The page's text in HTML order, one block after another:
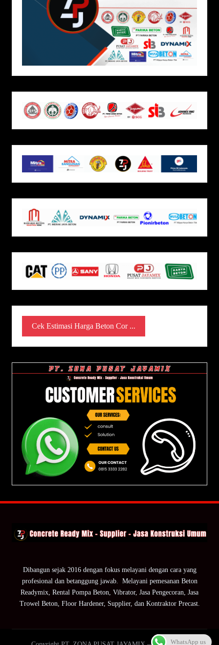
Cek Estimasi Harga Beton Cor ...
Dibangun sejak 2016 dengan fokus melayani dengan cara yang
profesional dan betanggung jawab. Melayani pemesanan Beton
Readymix, Rental Pompa Beton, Vibrator, Jasa Pengecoran, Jasa
Trowel Beton, Floor Hardener, Supplier, dan Kontraktor Precast.
WhatsApp us